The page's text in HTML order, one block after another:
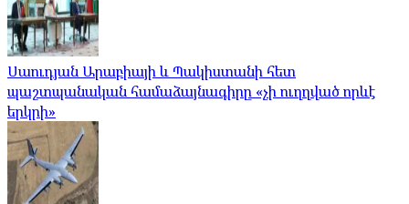
Սաուդյան Արաբիայի և Պակիստանի հետ
պաշտպանական համաձայնագիրը «չի ուղղված որևէ
երկրի»